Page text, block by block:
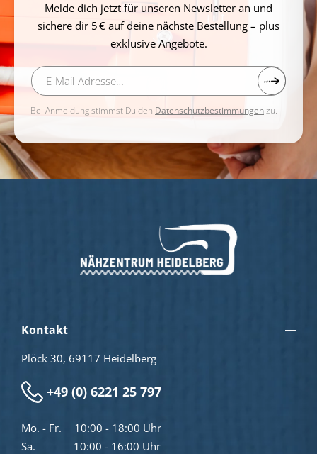
Melde dich jetzt für unseren Newsletter an und
sichere dir 5 € auf deine nächste Bestellung – plus
exklusive Angebote.
Bei Anmeldung stimmst Du den Datenschutzbestimmungenzu.
Kontakt
Plöck 30, 69117 Heidelberg
+49 (0) 6221 25 797
Mo. - Fr.
10:00 - 18:00 Uhr
Sa.
10:00 - 16:00 Uhr